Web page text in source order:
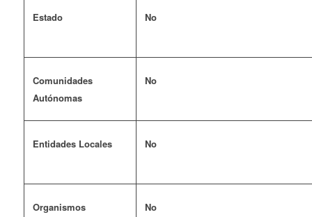
Estado No
Comunidades
Autónomas
No
Entidades Locales No
Organismos
No